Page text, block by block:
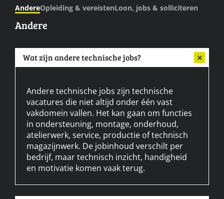
AndereOpleiding & vereistenLoon, jobs & solliciteren
Andere
Wat zijn andere technische jobs?
Andere technische jobs zijn technische
vacatures die niet altijd onder één vast
vakdomein vallen. Het kan gaan om functies
in ondersteuning, montage, onderhoud,
atelierwerk, service, productie of technisch
magazijnwerk. De jobinhoud verschilt per
bedrijf, maar technisch inzicht, handigheid
en motivatie komen vaak terug.